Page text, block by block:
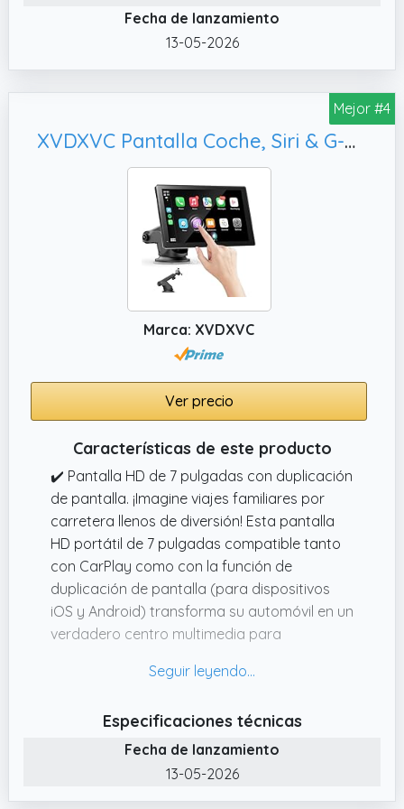
inalambrico está equipada con un micrófono
integrado de alta calidad, lo que te permite
hacer llamadas con manos libres mientras
Esta pantalla radio coche HD de 7 pulgadas
herramientas adicionales.
✔️ Navegación GPS en Tiempo Real. La
información del mapa en tiempo real se
amplía y se muestra en la pantalla car play
radio coche del automóvil, el navegador gps
puede usar aplicaciones de mapas como
G00gle Maps, Waze y más.
Fecha de lanzamiento
13-05-2026
Mejor #4
XVDXVC Pantalla Coche, Siri & G-oogle
Marca: XVDXVC
Ver precio
Características de este producto
✔️ Pantalla HD de 7 pulgadas con duplicación
de pantalla. ¡Imagine viajes familiares por
carretera llenos de diversión! Esta pantalla
HD portátil de 7 pulgadas compatible tanto
con CarPlay como con la función de
duplicación de pantalla (para dispositivos
iOS y Android) transforma su automóvil en un
verdadero centro multimedia para
ofreciendo una experiencia de conducción
✔️ Contenido de la caja. Dispositivo CarPlay,
soporte de montaje, cable AUX, adaptador
de corriente para el encendedor de
Especificaciones técnicas
Fecha de lanzamiento
13-05-2026